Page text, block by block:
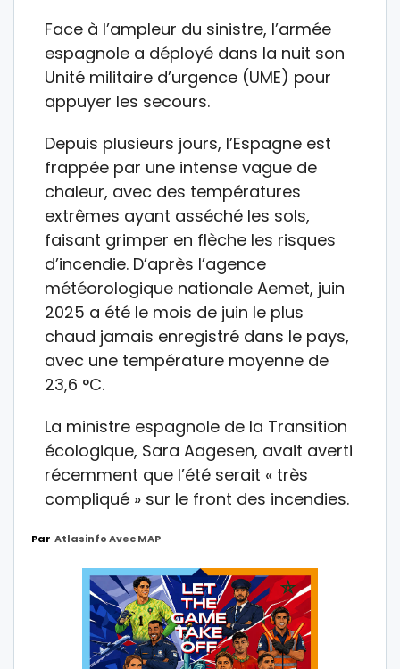
Face à l’ampleur du sinistre, l’armée
espagnole a déployé dans la nuit son
Unité militaire d’urgence (UME) pour
appuyer les secours.
Depuis plusieurs jours, l’Espagne est
frappée par une intense vague de
chaleur, avec des températures
extrêmes ayant asséché les sols,
faisant grimper en flèche les risques
d’incendie. D’après l’agence
météorologique nationale Aemet, juin
2025 a été le mois de juin le plus
chaud jamais enregistré dans le pays,
avec une température moyenne de
23,6 °C.
La ministre espagnole de la Transition
écologique, Sara Aagesen, avait averti
récemment que l’été serait « très
compliqué » sur le front des incendies.
Par Atlasinfo Avec MAP